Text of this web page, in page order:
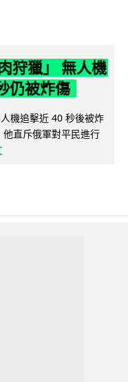
狩獵」 無人機
仍被炸傷
機追擊近 40 秒後被炸
直斥俄軍對平民進行